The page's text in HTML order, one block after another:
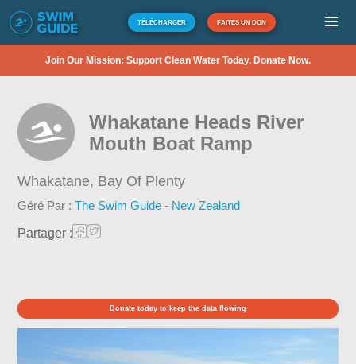
TÉLÉCHARGER FAITES UN DON
Join Our Mission: Support Clean Water Today. Donate Now.
Whakatane Heads River
Mouth Boat Ramp
Whakatane, Bay Of Plenty
Géré Par :The Swim Guide - New Zealand
Partager :
Donate today to keep the data flowing